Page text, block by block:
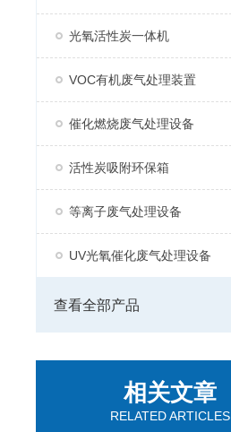
光氧活性炭一体机
VOC有机废气处理装置
催化燃烧废气处理设备
活性炭吸附环保箱
等离子废气处理设备
UV光氧催化废气处理设备
查看全部产品
相关文章
RELATED ARTICLES